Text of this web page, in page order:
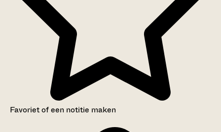
Favoriet of een notitie maken